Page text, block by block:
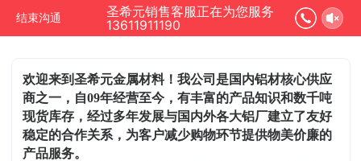
结束沟通
圣希元销售客服正在为您服务
13611911190
欢迎来到圣希元金属材料！我公司是国内铝材核心供应
商之一，自09年经营至今，有丰富的产品知识和数千吨
现货库存，经过多年发展与国内外各大铝厂建立了友好
稳定的合作关系，为客户减少购物环节提供物美价廉的
产品服务。